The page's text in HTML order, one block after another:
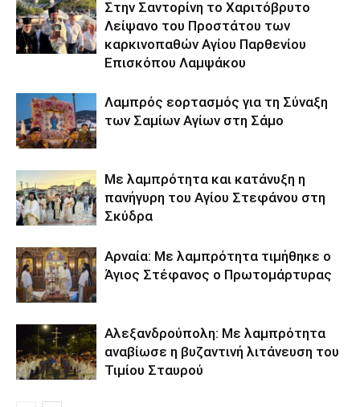
Στην Σαντορίνη το Χαριτόβρυτο
Λείψανο του Προστάτου των
καρκινοπαθών Αγίου Παρθενίου
Επισκόπου Λαμψάκου
Λαμπρός εορτασμός για τη Σύναξη
των Σαμίων Αγίων στη Σάμο
Με λαμπρότητα και κατάνυξη η
πανήγυρη του Αγίου Στεφάνου στη
Σκύδρα
Αρναία: Με λαμπρότητα τιμήθηκε ο
Άγιος Στέφανος ο Πρωτομάρτυρας
Αλεξανδρούπολη: Με λαμπρότητα
αναβίωσε η βυζαντινή λιτάνευση του
Τιμίου Σταυρού